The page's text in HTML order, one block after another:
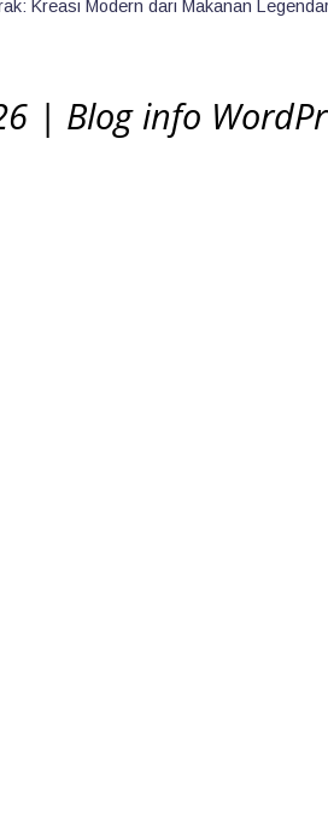
Kreasi Modern dari Makanan
| Blog info